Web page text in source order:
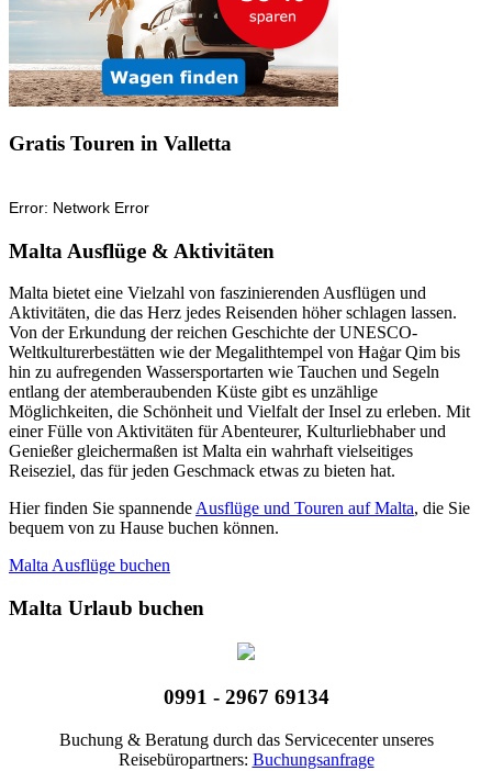
Gratis Touren in Valletta
Malta Ausflüge & Aktivitäten
Malta bietet eine Vielzahl von faszinierenden Ausflügen und
Aktivitäten, die das Herz jedes Reisenden höher schlagen lassen.
Von der Erkundung der reichen Geschichte der UNESCO-
Weltkulturerbestätten wie der Megalithtempel von Ħaġar Qim bis
hin zu aufregenden Wassersportarten wie Tauchen und Segeln
entlang der atemberaubenden Küste gibt es unzählige
Möglichkeiten, die Schönheit und Vielfalt der Insel zu erleben. Mit
einer Fülle von Aktivitäten für Abenteurer, Kulturliebhaber und
Genießer gleichermaßen ist Malta ein wahrhaft vielseitiges
Reiseziel, das für jeden Geschmack etwas zu bieten hat.
Hier finden Sie spannende Ausflüge und Touren auf Malta, die Sie
bequem von zu Hause buchen können.
Malta Ausflüge buchen
Malta Urlaub buchen
0991 - 2967 69134
Buchung & Beratung durch das Servicecenter unseres
Reisebüropartners: Buchungsanfrage